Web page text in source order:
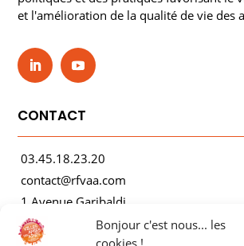
Bonjour c'est nous... les
cookies !
et l'amélioration de la qualité de vie des
CONTACT
03.45.18.23.20
contact@rfvaa.com
1 Avenue Garibaldi
21000 Dijon